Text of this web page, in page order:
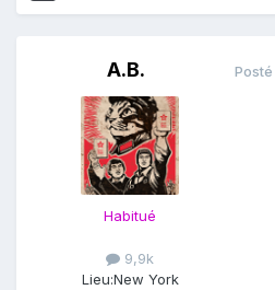
A.B.
Habitué
9,9k
Lieu:New York
Posté